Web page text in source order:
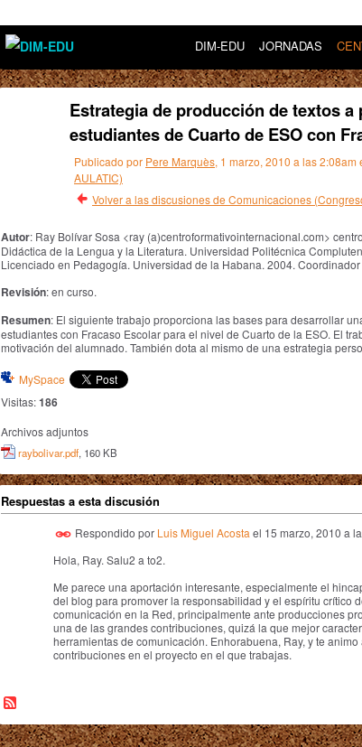
DIM-EDU JORNADAS
Estrategia de producción de textos
estudiantes de Cuarto de ESO con
Publicado por Pere Marquès, 1 marzo, 2010 a las 2:08am
AULATIC)
Volver a las discusiones de Comunicaciones
Autor: Ray Bolívar Sosa <ray (a)centroformativointernacional.com>
Didáctica de la Lengua y la Literatura. Universidad Politécnica
Licenciado en Pedagogía. Universidad de la Habana. 2004.
Revisión: en curso.
Resumen: El siguiente trabajo proporciona las bases para desarrollar
estudiantes con Fracaso Escolar para el nivel de Cuarto de la ESO. El
motivación del alumnado. También dota al mismo de una estrategia
MySpace
Visitas:186
Archivos adjuntos
raybolivar.pdf, 160 KB
Respuestas a esta discusión
Respondido por Luis Miguel Acosta el 15 marzo, 2010 a
Hola, Ray. Salu2 a to2.
Me parece una aportación interesante, especialmente el
del blog para promover la responsabilidad y el espíritu crítico
comunicación en la Red, principalmente ante producciones
una de las grandes contribuciones, quizá la que mejor
herramientas de comunicación. Enhorabuena, Ray, y te
contribuciones en el proyecto en el que trabajas.